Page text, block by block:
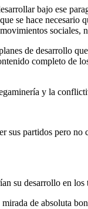
bajo ese
se hace necesario
sociales,
de desarrollo
completo de
y la
sus partidos pero no
su desarrollo en los
de absoluta